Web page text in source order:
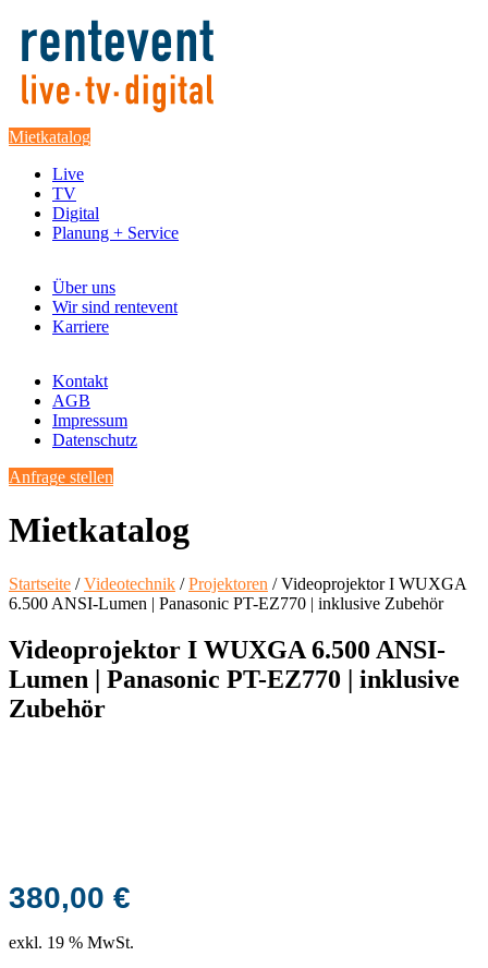
Mietkatalog
Live
TV
Digital
Planung + Service
Über uns
Wir sind rentevent
Karriere
Kontakt
AGB
Impressum
Datenschutz
Anfrage stellen
Mietkatalog
Startseite /Videotechnik /Projektoren / Videoprojektor I WUXGA
6.500 ANSI-Lumen | Panasonic PT-EZ770 | inklusive Zubehör
Videoprojektor I WUXGA 6.500 ANSI-
Lumen | Panasonic PT-EZ770 | inklusive
Zubehör
380,00 €
exkl. 19 % MwSt.